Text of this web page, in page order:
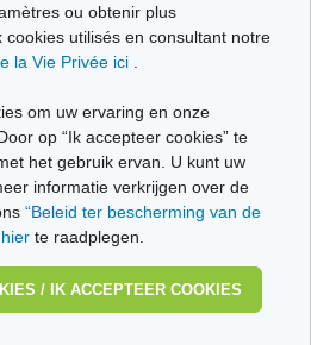
ou obtenir plus
utilisés en consultant notre
la Vie Privée ici
om uw ervaring en onze
op “Ik accepteer cookies” te
het gebruik ervan. U kunt uw
informatie verkrijgen over de
“Beleid ter bescherming van de
te raadplegen.
/ IK ACCEPTEER COOKIES
réservés | Avenue Gustave Demeylaan 57 -
1160 Brussels